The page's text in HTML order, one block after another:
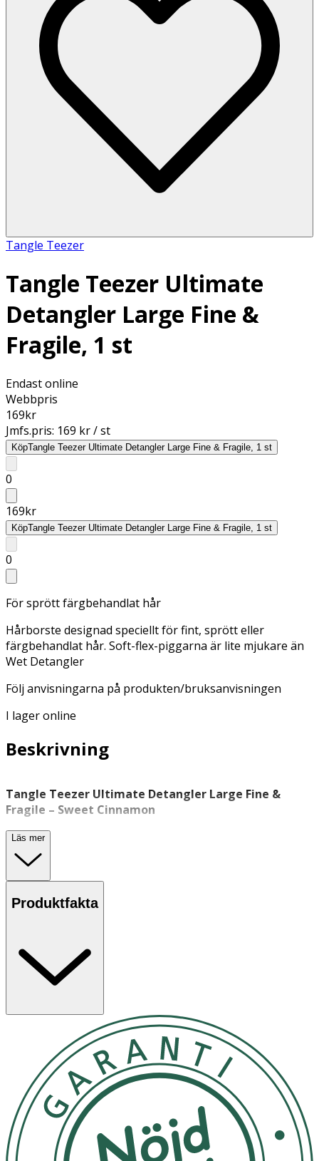
Tangle Teezer
Tangle Teezer Ultimate
Detangler Large Fine &
Fragile, 1 st
Endast online
Webbpris
169kr
Jmfs.pris: 169 kr / st
KöpTangle Teezer Ultimate Detangler Large Fine & Fragile, 1 st
0
169kr
KöpTangle Teezer Ultimate Detangler Large Fine & Fragile, 1 st
0
För sprött färgbehandlat hår
Hårborste designad speciellt för fint, sprött eller
färgbehandlat hår. Soft-flex-piggarna är lite mjukare än
Wet Detangler
Följ anvisningarna på produkten/bruksanvisningen
I lager online
Beskrivning
Tangle Teezer Ultimate Detangler Large Fine &
Fragile – Sweet Cinnamon
Tangle Teezer Ultimate Detangler Fine & Fragile är en
utredningsborste
färgbehandlat hår. Borsten är utrustad med Soft-Flex
piggar som är mjukare än originalversionen, vilket bidrar
till en skonsam utredning.
hårinpackningjämnt i håret. Den ergonomiska designen
gör det enkelt att borsta håret utan att belasta
hårbotten.
Egenskaper
- Utvecklad för fint, sprött och färgbehandlat hår
- Mjukare Soft-Flex piggar för skonsam borstning
- Effektiv utredning av tovor med minskat hårslitage
- Ergonomisk design för bekväm användning
Användning
Läs mer
Produktfakta